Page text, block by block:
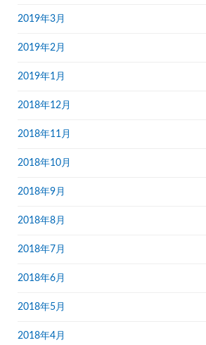
2019年3月
2019年2月
2019年1月
2018年12月
2018年11月
2018年10月
2018年9月
2018年8月
2018年7月
2018年6月
2018年5月
2018年4月